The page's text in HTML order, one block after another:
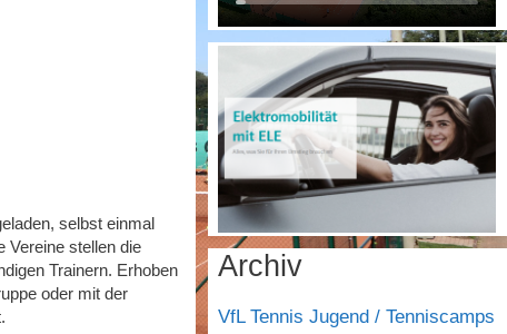
selbst einmal
Vereine stellen die
Trainern. Erhoben
oder mit der
Archiv
VfL Tennis Jugend / Tenniscamps